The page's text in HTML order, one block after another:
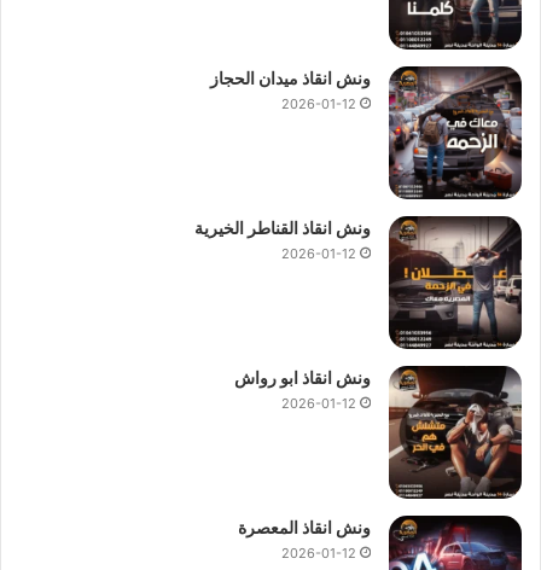
ونش انقاذ ميدان الحجاز
2026-01-12
ونش انقاذ القناطر الخيرية
2026-01-12
ونش انقاذ ابو رواش
2026-01-12
ونش انقاذ المعصرة
2026-01-12